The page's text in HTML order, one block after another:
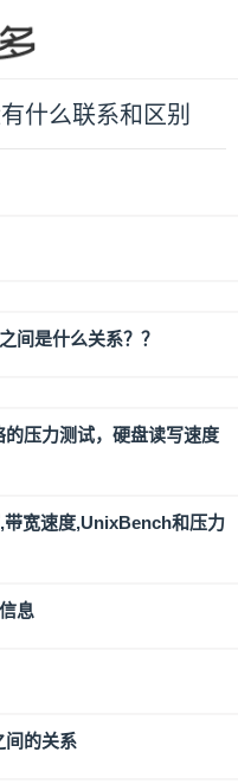
什么联系和区别
间是什么关系？？
压力测试，硬盘读写速度
宽速度,UnixBench和压力
息
间的关系